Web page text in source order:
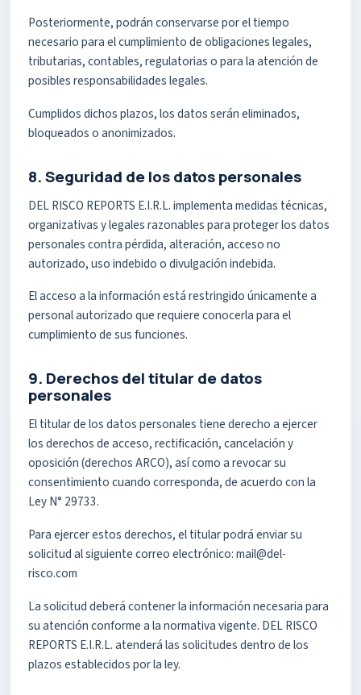
Posteriormente, podrán conservarse por el tiempo
necesario para el cumplimiento de obligaciones legales,
tributarias, contables, regulatorias o para la atención de
posibles responsabilidades legales.
Cumplidos dichos plazos, los datos serán eliminados,
bloqueados o anonimizados.
8. Seguridad de los datos personales
DEL RISCO REPORTS E.I.R.L. implementa medidas técnicas,
organizativas y legales razonables para proteger los datos
personales contra pérdida, alteración, acceso no
autorizado, uso indebido o divulgación indebida.
El acceso a la información está restringido únicamente a
personal autorizado que requiere conocerla para el
cumplimiento de sus funciones.
9. Derechos del titular de datos
personales
El titular de los datos personales tiene derecho a ejercer
los derechos de acceso, rectificación, cancelación y
oposición (derechos ARCO), así como a revocar su
consentimiento cuando corresponda, de acuerdo con la
Ley N° 29733.
Para ejercer estos derechos, el titular podrá enviar su
solicitud al siguiente correo electrónico: mail@del-
risco.com
La solicitud deberá contener la información necesaria para
su atención conforme a la normativa vigente. DEL RISCO
REPORTS E.I.R.L. atenderá las solicitudes dentro de los
plazos establecidos por la ley.